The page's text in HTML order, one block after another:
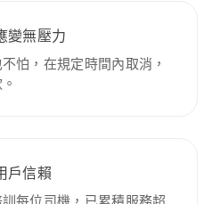
變無壓力
怕，在規定時間內取消，
戶信賴